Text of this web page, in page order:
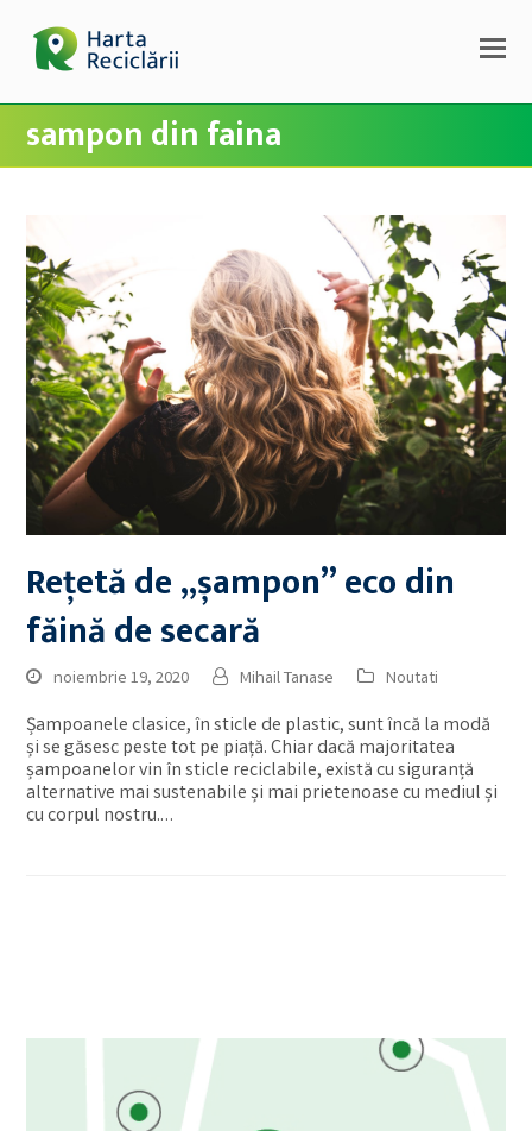
sampon din faina
Rețetă de „șampon” eco din
făină de secară
noiembrie 19, 2020 Mihail Tanase Noutati
Șampoanele clasice, în sticle de plastic, sunt încă la modă
și se găsesc peste tot pe piață. Chiar dacă majoritatea
șampoanelor vin în sticle reciclabile, există cu siguranță
alternative mai sustenabile și mai prietenoase cu mediul și
cu corpul nostru.…